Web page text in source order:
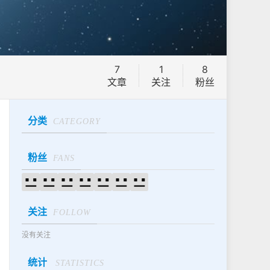
8
粉丝
1
关注
7
文章
分类 CATEGORY
粉丝 FANS
关注 FOLLOW
没有关注
统计 STATISTICS